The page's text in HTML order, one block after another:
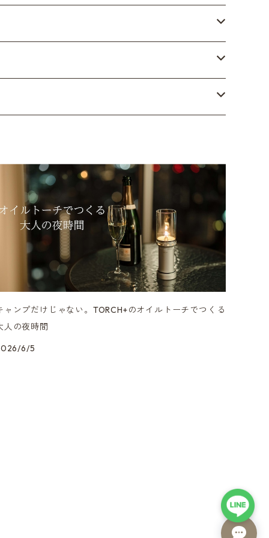
ャンプだけじゃない。TORCH+のオイルトーチでつくる
人の夜時間
6/5